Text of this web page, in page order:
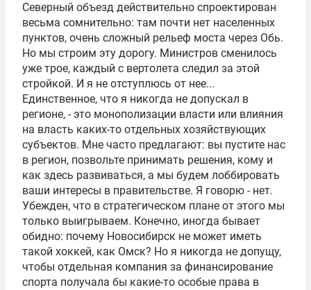
Северный объезд действительно спроектирован
весьма сомнительно: там почти нет населенных
пунктов, очень сложный рельеф моста через Обь.
Но мы строим эту дорогу. Министров сменилось
уже трое, каждый с вертолета следил за этой
стройкой. И я не отступлюсь от нее...
Единственное, что я никогда не допускал в
регионе, - это монополизации власти или влияния
на власть каких-то отдельных хозяйствующих
субъектов. Мне часто предлагают: вы пустите нас
в регион, позвольте принимать решения, кому и
как здесь развиваться, а мы будем лоббировать
ваши интересы в правительстве. Я говорю - нет.
Убежден, что в стратегическом плане от этого мы
только выигрываем. Конечно, иногда бывает
обидно: почему Новосибирск не может иметь
такой хоккей, как Омск? Но я никогда не допущу,
чтобы отдельная компания за финансирование
спорта получала бы какие-то особые права в